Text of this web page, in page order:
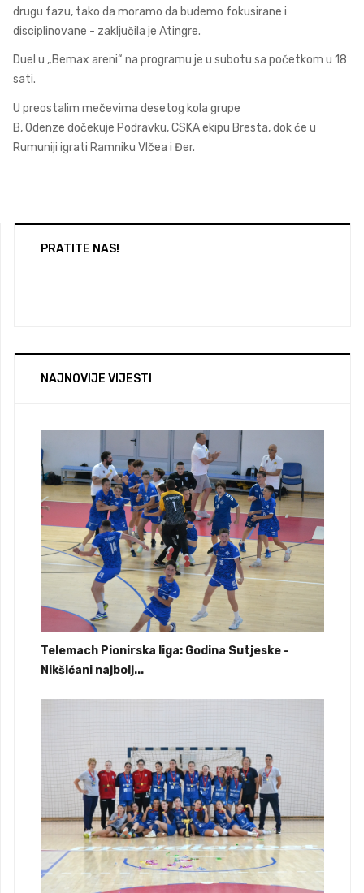
drugu fazu, tako da moramo da budemo fokusirane i
disciplinovane - zaključila je Atingre.
Duel u „Bemax areni“ na programu je u subotu sa početkom u 18
sati.
U preostalim mečevima desetog kola grupe
B, Odenze dočekuje Podravku, CSKA ekipu Bresta, dok će u
Rumuniji igrati Ramniku Vlčea i Đer.
PRATITE NAS!
NAJNOVIJE VIJESTI
Telemach Pionirska liga: Godina Sutjeske -
Nikšićani najbolj...